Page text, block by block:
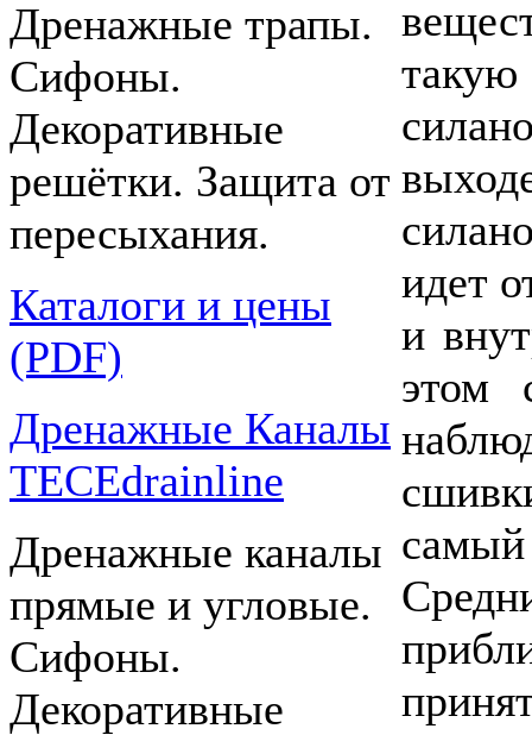
Дренажные трапы.
Сифоны.
Декоративные
решётки. Защита от
пересыхания.
Каталоги и цены
(PDF)
Дренажные Каналы
TECEdrainline
Дренажные каналы
прямые и угловые.
Сифоны.
Декоративные
идет
и
этом
самый